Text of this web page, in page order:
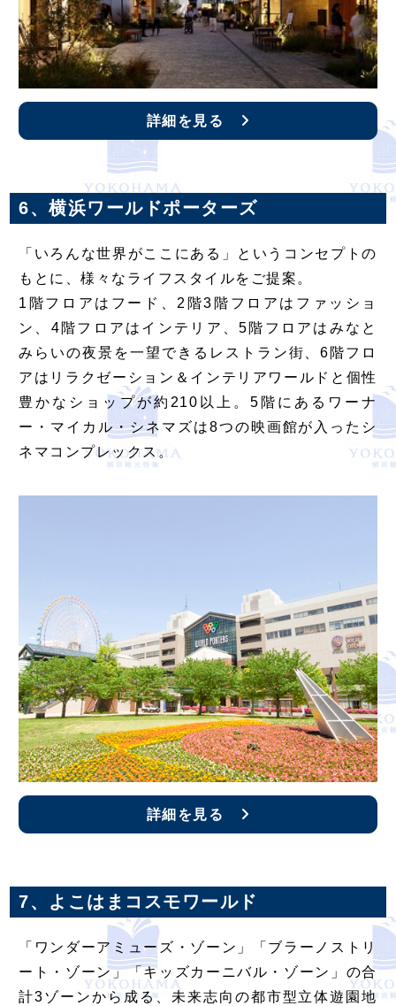
詳細を見る
6、横浜ワールドポーターズ
「いろんな世界がここにある」というコンセプトの
もとに、様々なライフスタイルをご提案。
1階フロアはフード、2階3階フロアはファッショ
ン、4階フロアはインテリア、5階フロアはみなと
みらいの夜景を一望できるレストラン街、6階フロ
アはリラクゼーション＆インテリアワールドと個性
豊かなショップが約210以上。5階にあるワーナ
ー・マイカル・シネマズは8つの映画館が入ったシ
ネマコンプレックス。
詳細を見る
7、よこはまコスモワールド
「ワンダーアミューズ・ゾーン」「ブラーノストリ
ート・ゾーン」「キッズカーニバル・ゾーン」の合
計3ゾーンから成る、未来志向の都市型立体遊園地